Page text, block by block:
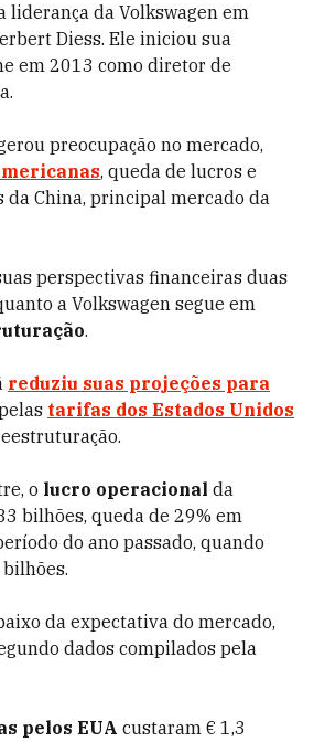
liderança da Volkswagen em
Diess. Ele iniciou sua
em 2013 como diretor de
preocupação no mercado,
, queda de lucros e
da China, principal mercado da
perspectivas financeiras duas
a Volkswagen segue em
.
reduziu suas projeções para
tarifas dos Estados Unidos
o lucro operacional da
bilhões, queda de 29% em
do ano passado, quando
da expectativa do mercado,
dados compilados pela
pelos EUA custaram € 1,3